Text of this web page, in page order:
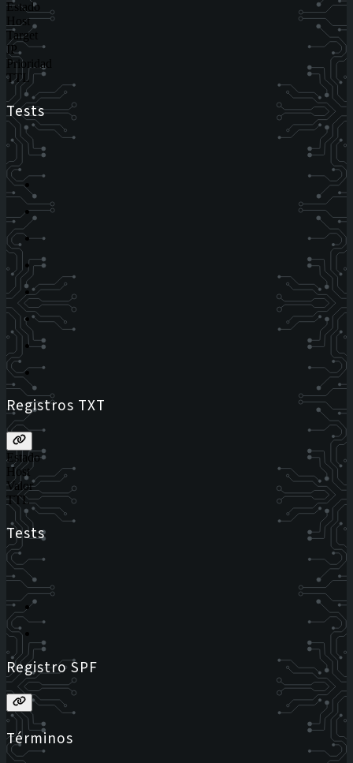
Estado
Host
Target
IP
Prioridad
TTL
Tests
Registros TXT
Estado
Host
Valor
TTL
Tests
Registro SPF
Términos